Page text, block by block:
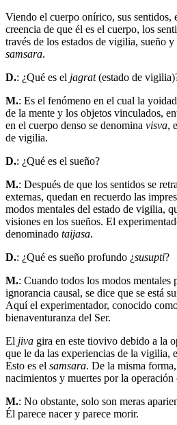
Viendo el cuerpo onírico, sus sentidos,
creencia de que él es el cuerpo, los
través de los estados de vigilia, sueño
samsara.
D.: ¿Qué es el jagrat(estado de
M.: Es el fenómeno en el cual la
de la mente y los objetos vinculados,
en el cuerpo denso se denomina visva,
de vigilia.
D.: ¿Qué es el sueño?
M.: Después de que los sentidos se
externas, quedan en recuerdo las
modos mentales del estado de vigilia,
visiones en los sueños. El
denominado taijasa.
D.: ¿Qué es sueño profundo ¿susupti?
M.: Cuando todos los modos mentales
ignorancia causal, se dice que se está
Aquí el experimentador, conocido
bienaventuranza del Ser.
El jiva gira en este tiovivo debido a la
que le da las experiencias de la vigilia,
Esto es el samsara. De la misma
nacimientos y muertes por la operación
M.: No obstante, solo son meras
Él parece nacer y parece morir.